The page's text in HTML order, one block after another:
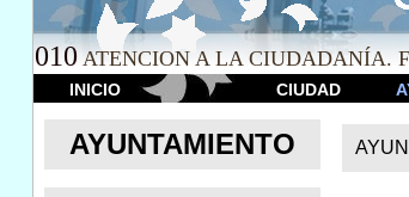
010 ATENCION A LA CIUDADANÍA.
INICIO CIUDAD
AYUNTAMIENTO